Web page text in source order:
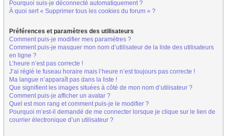
Pourquoi suis-je déconnecté automatiquement ?
À quoi sert « Supprimer tous les cookies du forum » ?
Préférences et paramètres des utilisateurs
Comment puis-je modifier mes paramètres ?
Comment puis-je masquer mon nom d’utilisateur de la liste des utilisateurs
en ligne ?
L’heure n’est pas correcte !
J’ai réglé le fuseau horaire mais l’heure n’est toujours pas correcte !
Ma langue n’apparaît pas dans la liste !
Que signifient les images situées à côté de mon nom d’utilisateur ?
Comment puis-je afficher un avatar ?
Quel est mon rang et comment puis-je le modifier ?
Pourquoi m’est-il demandé de me connecter lorsque je clique sur le lien de
courrier électronique d’un utilisateur ?